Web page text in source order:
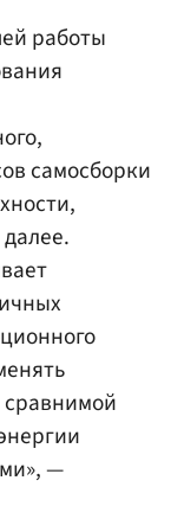
работы
самосборки
—